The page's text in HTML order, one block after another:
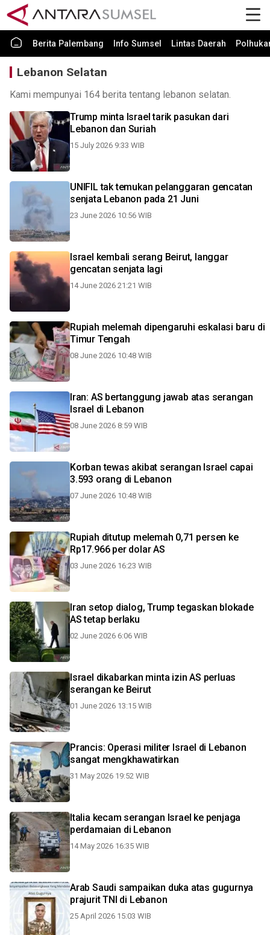
Berita Palembang Info Sumsel Lintas Daerah
Lebanon Selatan
Kami mempunyai 164 berita tentang lebanon selatan.
Trump minta Israel tarik pasukan dari
Lebanon dan Suriah
15 July 2026 9:33 WIB
UNIFIL tak temukan pelanggaran gencatan
senjata Lebanon pada 21 Juni
23 June 2026 10:56 WIB
Israel kembali serang Beirut, langgar
gencatan senjata lagi
14 June 2026 21:21 WIB
Rupiah melemah dipengaruhi eskalasi baru di
Timur Tengah
08 June 2026 10:48 WIB
Iran: AS bertanggung jawab atas serangan
Israel di Lebanon
08 June 2026 8:59 WIB
Korban tewas akibat serangan Israel capai
3.593 orang di Lebanon
07 June 2026 10:48 WIB
Rupiah ditutup melemah 0,71 persen ke
Rp17.966 per dolar AS
03 June 2026 16:23 WIB
Iran setop dialog, Trump tegaskan blokade
AS tetap berlaku
02 June 2026 6:06 WIB
Israel dikabarkan minta izin AS perluas
serangan ke Beirut
01 June 2026 13:15 WIB
Prancis: Operasi militer Israel di Lebanon
sangat mengkhawatirkan
31 May 2026 19:52 WIB
Italia kecam serangan Israel ke penjaga
perdamaian di Lebanon
14 May 2026 16:35 WIB
Arab Saudi sampaikan duka atas gugurnya
prajurit TNI di Lebanon
25 April 2026 15:03 WIB